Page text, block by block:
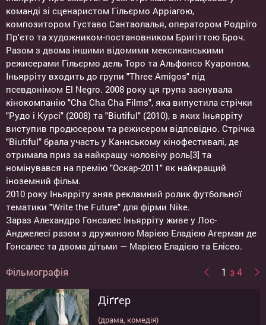
команді зі сценаристом Гільєрмо Арріагою,
композитором Густаво Сантаолалья, оператором Родріго
Пр'єто та художником-постановником Бригіттою Броч.
Разом з двома іншими відомими мексиканськими
режисерами Гільєрмо дель Торо та Альфонсо Куароном,
Іньярріту входить до групи "Three Amigos" під
псевдонімом El Negro. 2008 року ця група заснувала
кінокомпанію "Cha Cha Cha Films", яка випустила стрічки
"Рудо і Курсі" (2008) та "Biutiful" (2010), в яких Іньярріту
виступив продюсером та режисером відповідно. Стрічка
"Biutiful" брала участь у Каннському кінофестивалі, де
отримала приз за найкращу чоловічу роль[3] та
номінувався на премію "Оскар-2011" як найкращий
іноземний фільм.
2010 року Іньярріту зняв рекламний ролик футбольної
тематики "Write the Future" для фірми Nike.
Зараз Алехандро Гонсалес Іньярріту живе у Лос-
Анджелесі разом з дружиною Марією Еладією Агерман де
Гонсалес та двома дітьми — Марією Еладією та Елісео.
Фільмографія 1 з 4
Діґґер
(драма, комедія)
Легенда Г'ю Гласса
США (драма, пригоди)
Бердмен
США, Канада (драма, комедія)
Бьютіфул
Іспанія, Мексика (драма)